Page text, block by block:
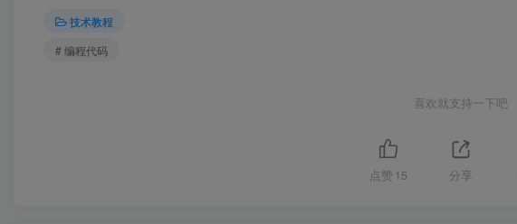
技术教程
# 编程代码
喜欢就支持一下吧
点赞 15 分享